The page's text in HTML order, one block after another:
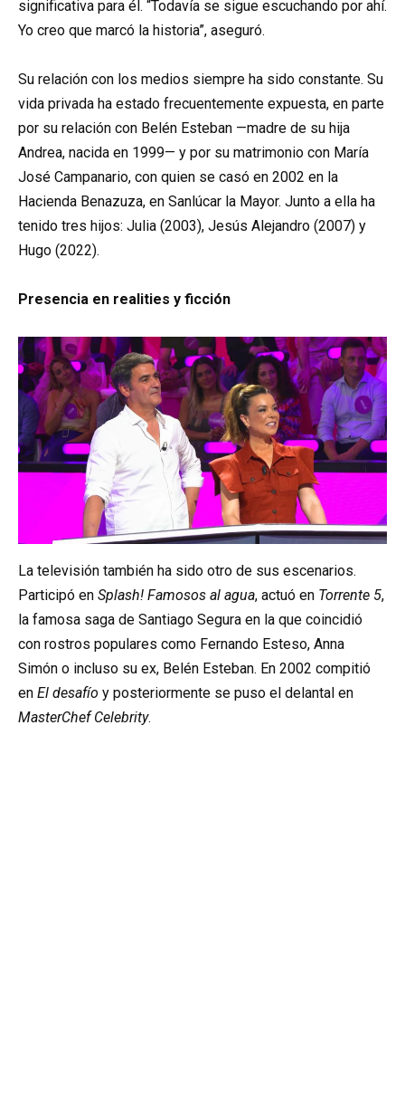
significativa para él. “Todavía se sigue escuchando por ahí.
Yo creo que marcó la historia”, aseguró.
Su relación con los medios siempre ha sido constante. Su
vida privada ha estado frecuentemente expuesta, en parte
por su relación con Belén Esteban —madre de su hija
Andrea, nacida en 1999— y por su matrimonio con María
José Campanario, con quien se casó en 2002 en la
Hacienda Benazuza, en Sanlúcar la Mayor. Junto a ella ha
tenido tres hijos: Julia (2003), Jesús Alejandro (2007) y
Hugo (2022).
Presencia en realities y ficción
La televisión también ha sido otro de sus escenarios.
Participó en Splash! Famosos al agua, actuó en Torrente 5,
la famosa saga de Santiago Segura en la que coincidió
con rostros populares como Fernando Esteso, Anna
Simón o incluso su ex, Belén Esteban. En 2002 compitió
en El desafío y posteriormente se puso el delantal en
MasterChef Celebrity.